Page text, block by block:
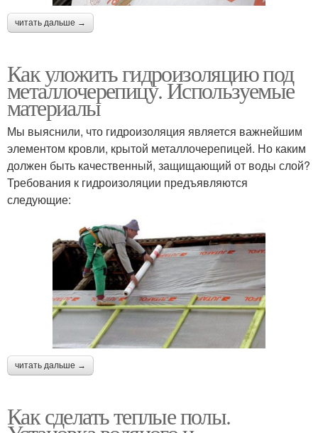
читать дальше →
Как уложить гидроизоляцию под
металлочерепицу. Используемые
материалы
Мы выяснили, что гидроизоляция является важнейшим
элементом кровли, крытой металлочерепицей. Но каким
должен быть качественный, защищающий от воды слой?
Требования к гидроизоляции предъявляются
следующие:
читать дальше →
Как сделать теплые полы.